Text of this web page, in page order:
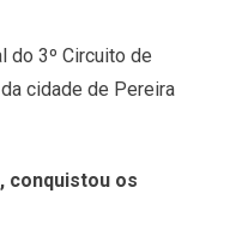
do 3º Circuito de
cidade de Pereira
conquistou os